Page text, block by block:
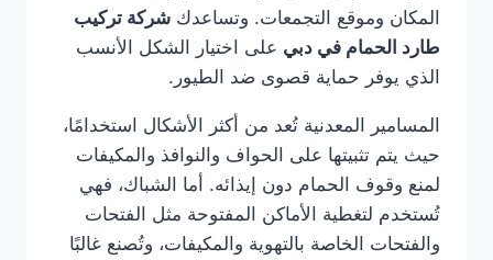
المكان وموقع التجمعات. وتساعدك شركة تركيب
طارد الحمام في دبي على اختيار الشكل الأنسب
الذي يوفر حماية قصوى ضد الطيور.
المسامير المعدنية تُعد من أكثر الأشكال استخدامًا،
حيث يتم تثبيتها على الحواف والنوافذ والمكيفات
لمنع وقوف الحمام دون إيذائه. أما الشباك، فهي
تُستخدم لتغطية الأماكن المفتوحة مثل الفتحات
والفتحات الخاصة بالتهوية والمكيفات، وتُصنع غالبًا